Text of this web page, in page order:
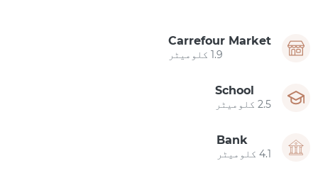
Carrefour Market
1.9 کلومیٹر
School
2.5 کلومیٹر
Bank
4.1 کلومیٹر